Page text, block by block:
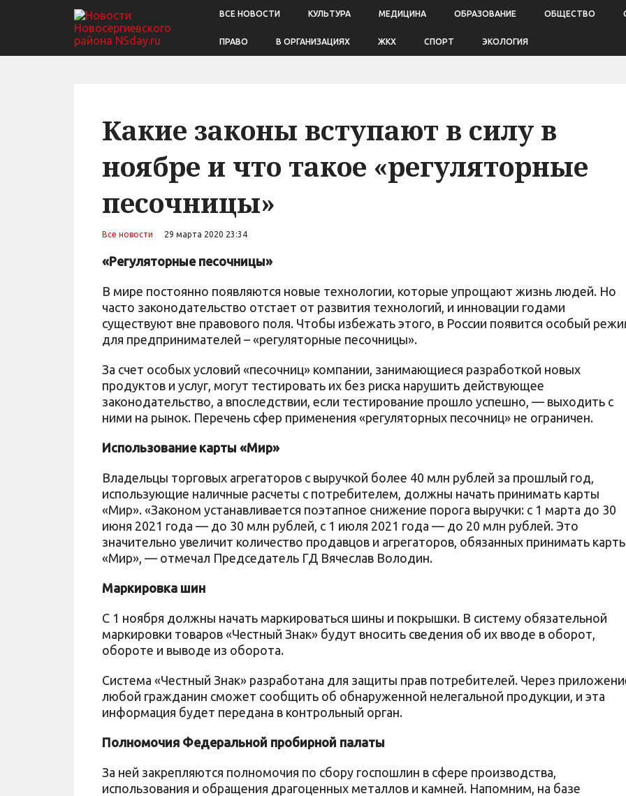
ВСЕ НОВОСТИ КУЛЬТУРА МЕДИЦИНА ОБРАЗОВАНИЕ ОБЩЕСТВО
ПРАВО В ОРГАНИЗАЦИЯХ ЖКХ СПОРТ ЭКОЛОГИЯ
Какие законы вступают в силу в
ноябре и что такое «регуляторные
песочницы»
Все новости 29 марта 2020 23:34
«Регуляторные песочницы»
В мире постоянно появляются новые технологии, которые упрощают жизнь людей. Но
часто законодательство отстает от развития технологий, и инновации годами
существуют вне правового поля. Чтобы избежать этого, в России появится особый
для предпринимателей – «регуляторные песочницы».
За счет особых условий «песочниц» компании, занимающиеся разработкой новых
продуктов и услуг, могут тестировать их без риска нарушить действующее
законодательство, а впоследствии, если тестирование прошло успешно, — выходить с
ними на рынок. Перечень сфер применения «регуляторных песочниц» не ограничен.
Использование карты «Мир»
Владельцы торговых агрегаторов с выручкой более 40 млн рублей за прошлый год,
использующие наличные расчеты с потребителем, должны начать принимать карты
«Мир». «Законом устанавливается поэтапное снижение порога выручки: с 1 марта до 30
июня 2021 года — до 30 млн рублей, с 1 июля 2021 года — до 20 млн рублей. Это
значительно увеличит количество продавцов и агрегаторов, обязанных принимать
«Мир», — отмечал Председатель ГД Вячеслав Володин.
Маркировка шин
С 1 ноября должны начать маркироваться шины и покрышки. В систему обязательной
маркировки товаров «Честный Знак» будут вносить сведения об их вводе в оборот,
обороте и выводе из оборота.
Система «Честный Знак» разработана для защиты прав потребителей. Через
любой гражданин сможет сообщить об обнаруженной нелегальной продукции, и эта
информация будет передана в контрольный орган.
Полномочия Федеральной пробирной палаты
За ней закрепляются полномочия по сбору госпошлин в сфере производства,
использования и обращения драгоценных металлов и камней. Напомним, на базе